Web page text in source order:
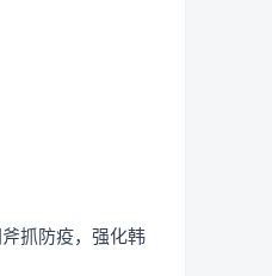
抓防疫，强化韩